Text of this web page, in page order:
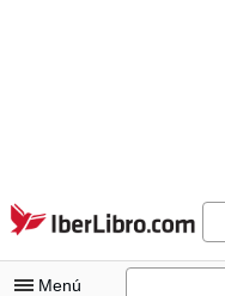
Pasar al contenido principal
IberLibro.com
Menú